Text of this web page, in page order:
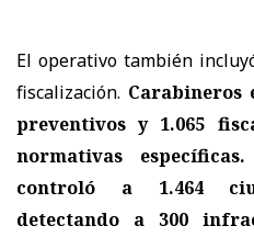
El operativo también
fiscalización. Carabineros
preventivos y 1.065
normativas específicas.
controló a 1.464
detectando a 300